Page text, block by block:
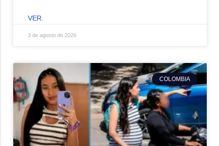
VER.
3 de agosto de 2026
COLOMBIA